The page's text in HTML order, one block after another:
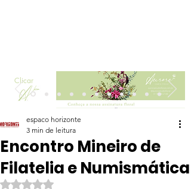
Clicar
Encontro Mineiro de
Filatelia e Numismática
espaco horizonte
3 min de leitura
Avaliado com NaN de 5 estrelas.